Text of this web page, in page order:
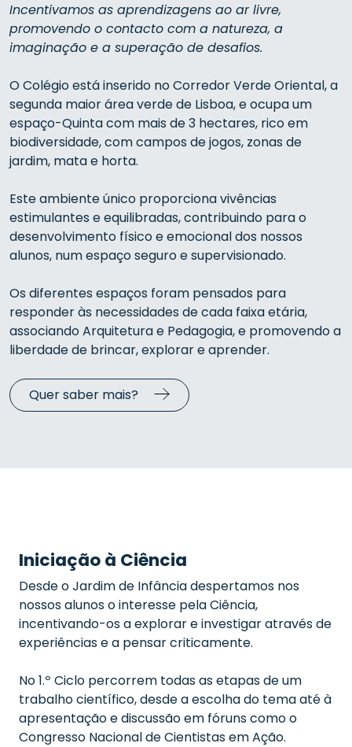
Incentivamos as aprendizagens ao ar livre,
promovendo o contacto com a natureza, a
imaginação e a superação de desafios.
O Colégio está inserido no Corredor Verde Oriental, a
segunda maior área verde de Lisboa, e ocupa um
espaço-Quinta com mais de 3 hectares, rico em
biodiversidade, com campos de jogos, zonas de
jardim, mata e horta.
Este ambiente único proporciona vivências
estimulantes e equilibradas, contribuindo para o
desenvolvimento físico e emocional dos nossos
alunos, num espaço seguro e supervisionado.
Os diferentes espaços foram pensados para
responder às necessidades de cada faixa etária,
associando Arquitetura e Pedagogia, e promovendo a
liberdade de brincar, explorar e aprender.
Quer saber mais?
Iniciação à Ciência
Desde o Jardim de Infância despertamos nos
nossos alunos o interesse pela Ciência,
incentivando-os a explorar e investigar através de
experiências e a pensar criticamente.
No 1.º Ciclo percorrem todas as etapas de um
trabalho científico, desde a escolha do tema até à
apresentação e discussão em fóruns como o
Congresso Nacional de Cientistas em Ação.